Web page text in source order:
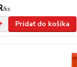
/ks
Pridať do košíka